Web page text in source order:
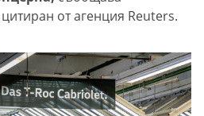
от агенция Reuters.